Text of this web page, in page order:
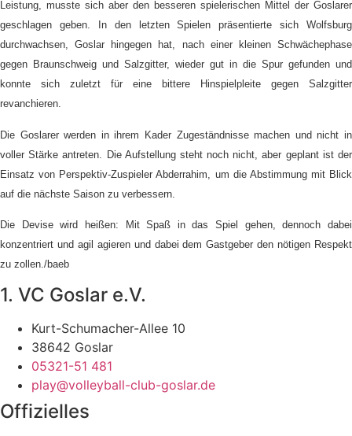
Leistung, musste sich aber den besseren spielerischen Mittel der Goslarer
geschlagen geben. In den letzten Spielen präsentierte sich Wolfsburg
durchwachsen, Goslar hingegen hat, nach einer kleinen Schwächephase
gegen Braunschweig und Salzgitter, wieder gut in die Spur gefunden und
konnte sich zuletzt für eine bittere Hinspielpleite gegen Salzgitter
revanchieren.
Die Goslarer werden in ihrem Kader Zugeständnisse machen und nicht in
voller Stärke antreten. Die Aufstellung steht noch nicht, aber geplant ist der
Einsatz von Perspektiv-Zuspieler Abderrahim, um die Abstimmung mit Blick
auf die nächste Saison zu verbessern.
Die Devise wird heißen: Mit Spaß in das Spiel gehen, dennoch dabei
konzentriert und agil agieren und dabei dem Gastgeber den nötigen Respekt
zu zollen./baeb
1. VC Goslar e.V.
Kurt-Schumacher-Allee 10
38642 Goslar
05321-51 481
play@volleyball-club-goslar.de
Offizielles